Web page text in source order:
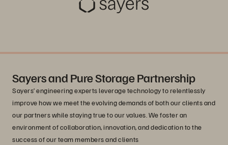
Sayers and Pure Storage Partnership
Sayers’ engineering experts leverage technology to relentlessly
improve how we meet the evolving demands of both our clients and
our partners while staying true to our values. We foster an
environment of collaboration, innovation, and dedication to the
success of our team members and clients